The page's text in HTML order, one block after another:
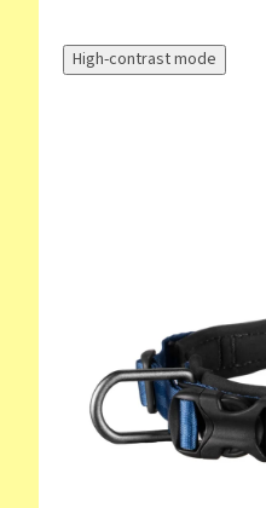
High-contrast mode